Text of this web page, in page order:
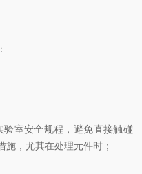
室安全规程，避免直接触碰
，尤其在处理元件时；